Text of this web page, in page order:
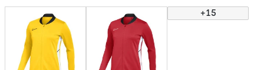
+15